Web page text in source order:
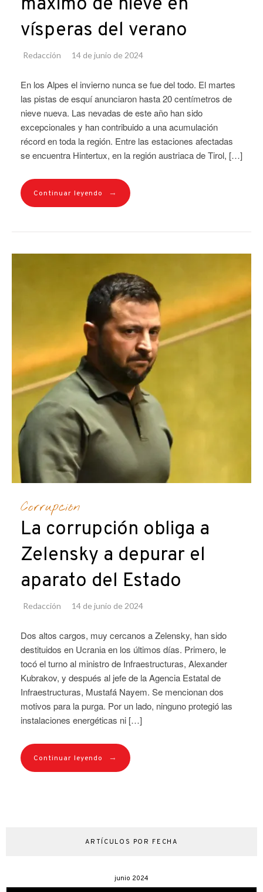
máximo de nieve en
vísperas del verano
Redacción 14 de junio de 2024
En los Alpes el invierno nunca se fue del todo. El martes
las pistas de esquí anunciaron hasta 20 centímetros de
nieve nueva. Las nevadas de este año han sido
excepcionales y han contribuido a una acumulación
récord en toda la región. Entre las estaciones afectadas
se encuentra Hintertux, en la región austriaca de Tirol, […]
Continuar leyendo →
Corrupción
La corrupción obliga a
Zelensky a depurar el
aparato del Estado
Redacción 14 de junio de 2024
Dos altos cargos, muy cercanos a Zelensky, han sido
destituidos en Ucrania en los últimos días. Primero, le
tocó el turno al ministro de Infraestructuras, Alexander
Kubrakov, y después al jefe de la Agencia Estatal de
Infraestructuras, Mustafá Nayem. Se mencionan dos
motivos para la purga. Por un lado, ninguno protegió las
instalaciones energéticas ni […]
Continuar leyendo →
ARTÍCULOS POR FECHA
junio 2024